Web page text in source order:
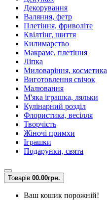
Декорування
Валяння, фетр
Плетіння, фриволіте
Квілтінг, шиття
Килимарство
Макраме, плетіння
Ліпка
Миловаріння, косметика
Виготовлення свічок
Малювання
М'яка іграшка, ляльки
Кулінарний розділ
Флористика, весілля
Творчість
Жіночі примхи
Іграшки
Подарунки, свята
Товарів 00.00грн.
Ваш кошик порожній!